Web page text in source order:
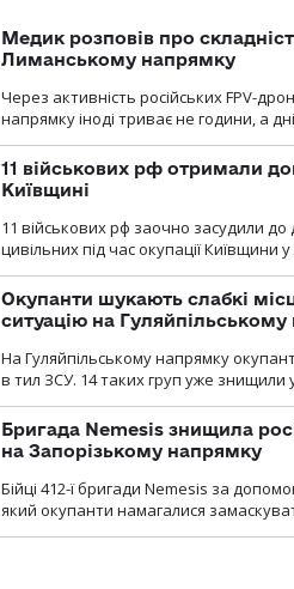
Медик розповів про
Лиманському напрямку
Через активність російських FPV-
напрямку іноді триває не години, а
11 військових рф отримали
Київщині
11 військових рф заочно засудили до
цивільних під час окупації Київщини у
Окупанти шукають слабкі
ситуацію на
На Гуляйпільському напрямку
в тил ЗСУ. 14 таких груп уже знищили
Бригада Nemesis знищила
на Запорізькому напрямку
Бійці 412-ї бригади Nemesis за
який окупанти намагалися